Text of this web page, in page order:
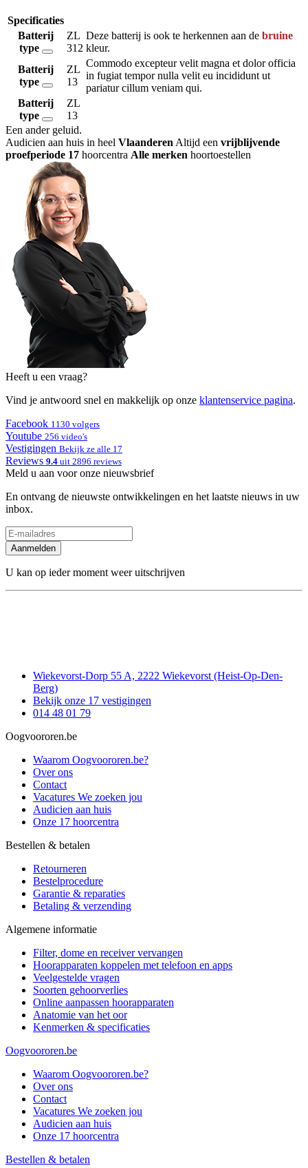
Specificaties
Batterij
type
ZL
312
Deze batterij is ook te herkennen aan de bruine
kleur.
Batterij
type
ZL
13
Commodo excepteur velit magna et dolor officia
in fugiat tempor nulla velit eu incididunt ut
pariatur cillum veniam qui.
Batterij
type
ZL
13
Een ander geluid.
Audicien aan huis in heel Vlaanderen Altijd een vrijblijvende
proefperiode 17 hoorcentra Alle merken hoortoestellen
Heeft u een vraag?
Vind je antwoord snel en makkelijk op onze klantenservice pagina.
Facebook 1130 volgers
Youtube 256 video's
Vestigingen Bekijk ze alle 17
Reviews 9.4 uit 2896 reviews
Meld u aan voor onze nieuwsbrief
En ontvang de nieuwste ontwikkelingen en het laatste nieuws in uw
inbox.
Aanmelden
U kan op ieder moment weer uitschrijven
Wiekevorst-Dorp 55 A, 2222 Wiekevorst (Heist-Op-Den-
Berg)
Bekijk onze 17 vestigingen
014 48 01 79
Oogvoororen.be
Waarom Oogvoororen.be?
Over ons
Contact
Vacatures We zoeken jou
Audicien aan huis
Onze 17 hoorcentra
Bestellen & betalen
Retourneren
Bestelprocedure
Garantie & reparaties
Betaling & verzending
Algemene informatie
Filter, dome en receiver vervangen
Hoorapparaten koppelen met telefoon en apps
Veelgestelde vragen
Soorten gehoorverlies
Online aanpassen hoorapparaten
Anatomie van het oor
Kenmerken & specificaties
Oogvoororen.be
Waarom Oogvoororen.be?
Over ons
Contact
Vacatures We zoeken jou
Audicien aan huis
Onze 17 hoorcentra
Bestellen & betalen